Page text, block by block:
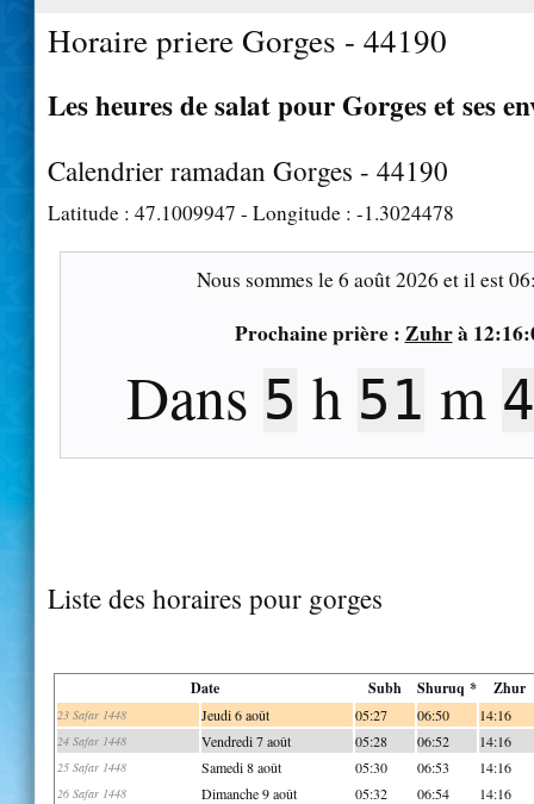
Horaire priere Gorges - 44190
Les heures de salat pour Gorges et ses
Calendrier ramadan Gorges - 44190
Latitude : 47.1009947 - Longitude : -1.3024478
Nous sommes le6 août 2026 et il est
Prochaine prière : Zuhrà
Dans 5 h 51 m
Liste des horaires pour gorges
Date Subh Shuruq * Zhur
23 Safar 1448 Jeudi 6 août 05:27 06:50 14:16
24 Safar 1448 Vendredi 7 août 05:28 06:52 14:16
25 Safar 1448 Samedi 8 août 05:30 06:53 14:16
26 Safar 1448 Dimanche 9 août 05:32 06:54 14:16